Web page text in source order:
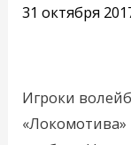
31 октября
Игроки
31.10.2017